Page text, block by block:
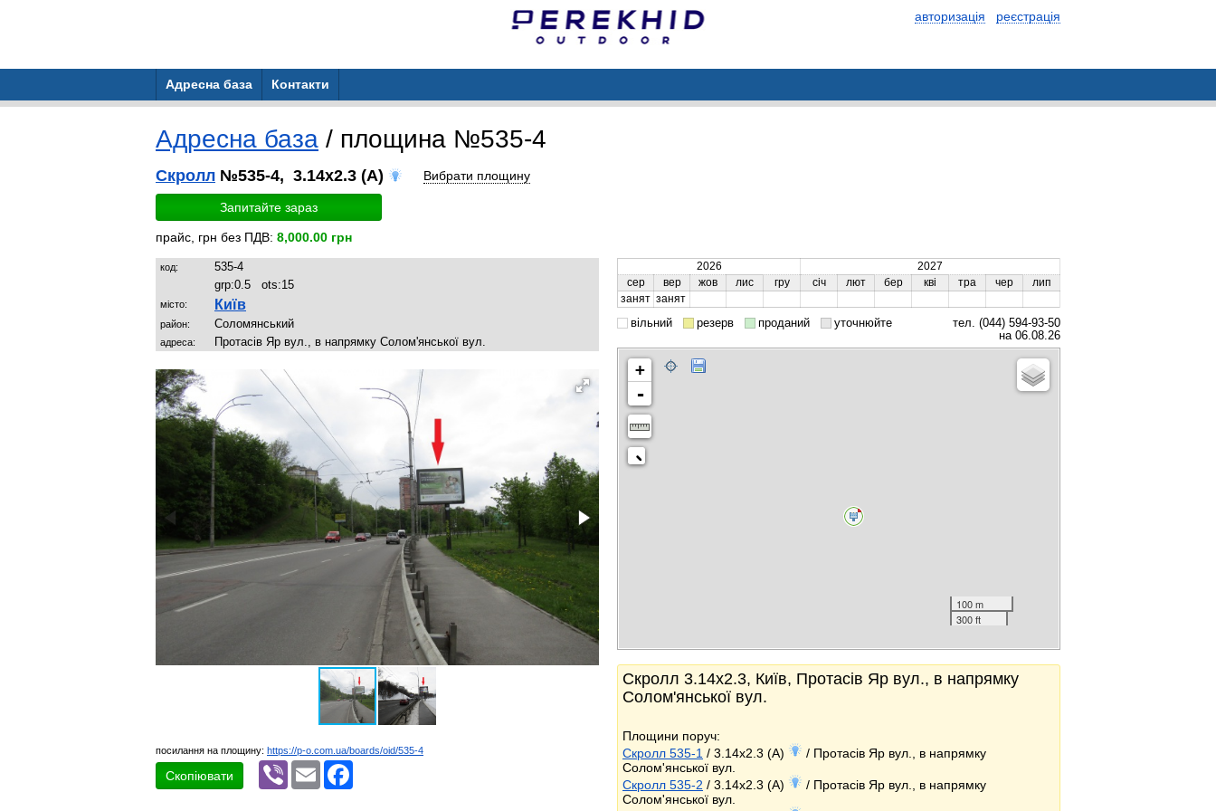
авторизація реєстрація
Адресна база Контакти
Адресна база / площина №535-4
Скролл №535-4, 3.14x2.3 (A) Вибрати площину
Запитайте зараз
прайс, грн без ПДВ: 8,000.00 грн
код:
535-4
grp:0.5 ots:15
місто: Київ
район: Соломянський
адреса: Протасів Яр вул., в напрямку Солом'янської вул.
посилання на площину: https://p-o.com.ua/boards/oid/535-4
Скопіювати
Viber Email
2026
2027
сер
вер жов лис гру січ лют бер кві тра чер
лип
занят занят
вільний резерв проданий уточнюйте
тел. (044) 594-93-50
на 06.08.26
+
-
100 m
300 ft
Скролл 3.14x2.3, Київ, Протасів Яр вул., в напрямку
Солом'янської вул.
Площини поруч:
Скролл 535-1 / 3.14x2.3 (A)
/ Протасів Яр вул., в напрямку
Солом'янської вул.
Скролл 535-2 / 3.14x2.3 (A)
/ Протасів Яр вул., в напрямку
Солом'янської вул.